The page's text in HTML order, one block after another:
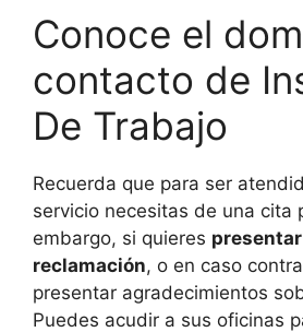
Conoce el
contacto de
De Trabajo
Recuerda que para ser
servicio necesitas de una cita
embargo, si quieres
reclamación, o en caso
presentar agradecimientos
Puedes acudir a sus oficinas